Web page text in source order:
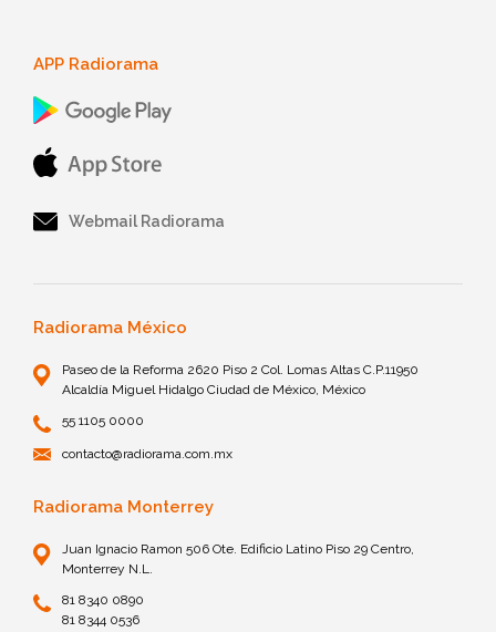
APP Radiorama
Webmail Radiorama
Radiorama México
Paseo de la Reforma 2620 Piso 2 Col. Lomas Altas C.P.11950
Alcaldía Miguel Hidalgo Ciudad de México, México
55 1105 0000
contacto@radiorama.com.mx
Radiorama Monterrey
Juan Ignacio Ramon 506 Ote. Edificio Latino Piso 29 Centro,
Monterrey N.L.
81 8340 0890
81 8344 0536